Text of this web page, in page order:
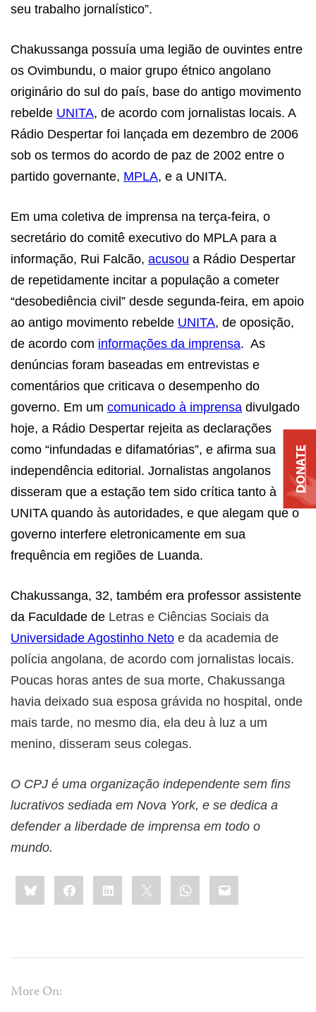
seu trabalho jornalístico”.
Chakussanga possuía uma legião de ouvintes entre
os Ovimbundu, o maior grupo étnico angolano
originário do sul do país, base do antigo movimento
rebelde UNITA, de acordo com jornalistas locais. A
Rádio Despertar foi lançada em dezembro de 2006
sob os termos do acordo de paz de 2002 entre o
partido governante, MPLA, e a UNITA.
Em uma coletiva de imprensa na terça-feira, o
secretário do comitê executivo do MPLA para a
informação, Rui Falcão, acusou a Rádio Despertar
de repetidamente incitar a população a cometer
“desobediência civil” desde segunda-feira, em apoio
ao antigo movimento rebelde UNITA, de oposição,
de acordo com informações da imprensa. As
denúncias foram baseadas em entrevistas e
comentários que criticava o desempenho do
governo. Em um comunicado à imprensa divulgado
hoje, a Rádio Despertar rejeita as declarações
como “infundadas e difamatórias”, e afirma sua
independência editorial. Jornalistas angolanos
disseram que a estação tem sido crítica tanto à
UNITA quando às autoridades, e que alegam que o
governo interfere eletronicamente em sua
frequência em regiões de Luanda.
Chakussanga, 32, também era professor assistente
da Faculdade de Letras e Ciências Sociais da
Universidade Agostinho Neto e da academia de
polícia angolana, de acordo com jornalistas locais.
Poucas horas antes de sua morte, Chakussanga
havia deixado sua esposa grávida no hospital, onde
mais tarde, no mesmo dia, ela deu à luz a um
menino, disseram seus colegas.
O CPJ é uma organização independente sem fins
lucrativos sediada em Nova York, e se dedica a
defender a liberdade de imprensa em todo o
mundo.
Share
this:BlueskyFacebookLinkedIn WhatsApp
Email
More On:
DONATE